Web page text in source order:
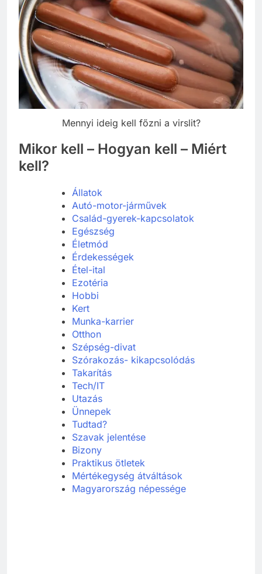
Mennyi ideig kell főzni a virslit?
Mikor kell – Hogyan kell – Miért
kell?
Állatok
Autó-motor-járművek
Család-gyerek-kapcsolatok
Egészség
Életmód
Érdekességek
Étel-ital
Ezotéria
Hobbi
Kert
Munka-karrier
Otthon
Szépség-divat
Szórakozás- kikapcsolódás
Takarítás
Tech/IT
Utazás
Ünnepek
Tudtad?
Szavak jelentése
Bizony
Praktikus ötletek
Mértékegység átváltások
Magyarország népessége